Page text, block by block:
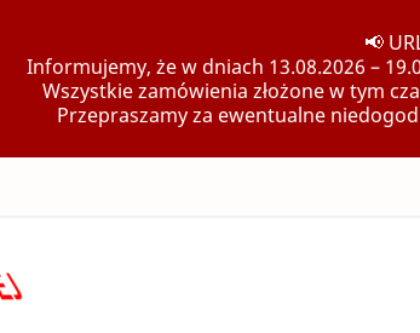
📢
Informujemy, że w dniach 13.08.2026 –
Wszystkie zamówienia złożone w tym
Przepraszamy za ewentualne